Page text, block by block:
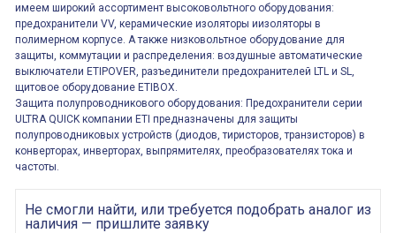
имеем широкий ассортимент высоковольтного оборудования:
предохранители VV, керамические изоляторы иизоляторы в
полимерном корпусе. А также низковольтное оборудование для
защиты, коммутации и распределения: воздушные автоматические
выключатели ETIPOVER, разъединители предохранителей LTL и SL,
щитовое оборудование ETIBOX.
Защита полупроводникового оборудования: Предохранители серии
ULTRA QUICK компании ETI предназначены для защиты
полупроводниковых устройств (диодов, тиристоров, транзисторов) в
конверторах, инверторах, выпрямителях, преобразователях тока и
частоты.
Не смогли найти, или требуется подобрать аналог из
наличия — пришлите заявку